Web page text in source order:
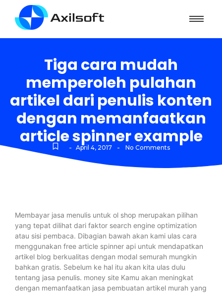
Tiga cara mudah
memperoleh pulahan
artikel dari penulis konten
dengan memanfaatkan
article spinner example
- April 4, 2017 - No Comments
Membayar jasa menulis untuk ol shop merupakan pilihan
yang tepat dilihat dari faktor search engine optimization
atau sisi pembaca. Dibagian bawah akan kami ulas cara
menggunakan free article spinner api untuk mendapatkan
artikel blog berkualitas dengan modal semurah mungkin
bahkan gratis. Sebelum ke hal itu akan kita ulas dulu
tentang jasa penulis. money site Kamu akan meningkat
dengan memanfaatkan jasa pembuatan artikel murah yang